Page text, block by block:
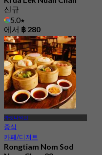
신규
5.0
에서 ฿ 280
까셋나와민
중식
카페/디저트
Rongtiam Nom Sod